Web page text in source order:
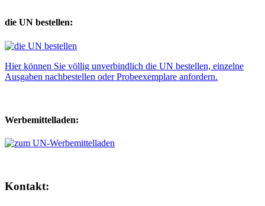
die UN bestellen:
Hier können Sie völlig unverbindlich die UN bestellen, einzelne
Ausgaben nachbestellen oder Probeexemplare anfordern.
Werbemittelladen:
Kontakt: